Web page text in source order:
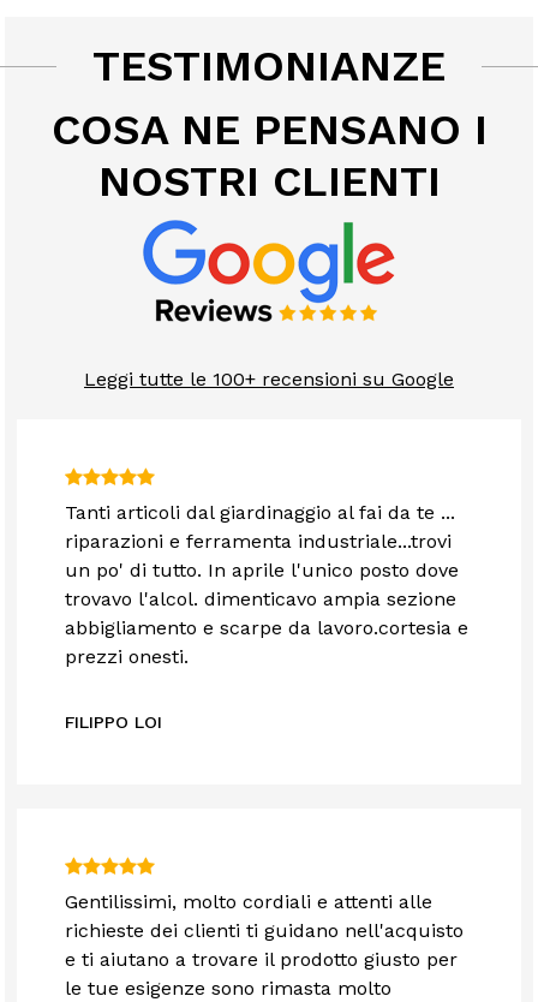
TESTIMONIANZE
COSA NE PENSANO I
NOSTRI CLIENTI
Leggi tutte le 100+ recensioni su Google
Tanti articoli dal giardinaggio al fai da te ...
riparazioni e ferramenta industriale...trovi
un po' di tutto. In aprile l'unico posto dove
trovavo l'alcol. dimenticavo ampia sezione
abbigliamento e scarpe da lavoro.cortesia e
prezzi onesti.
FILIPPO LOI
Gentilissimi, molto cordiali e attenti alle
richieste dei clienti ti guidano nell'acquisto
e ti aiutano a trovare il prodotto giusto per
le tue esigenze sono rimasta molto